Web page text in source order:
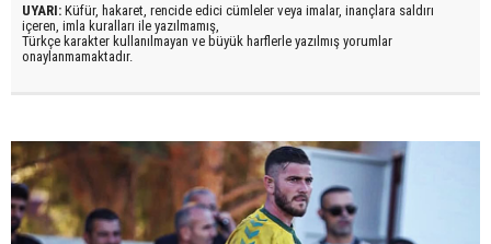
UYARI: Küfür, hakaret, rencide edici cümleler veya imalar, inançlara saldırı
içeren, imla kuralları ile yazılmamış,
Türkçe karakter kullanılmayan ve büyük harflerle yazılmış yorumlar
onaylanmamaktadır.